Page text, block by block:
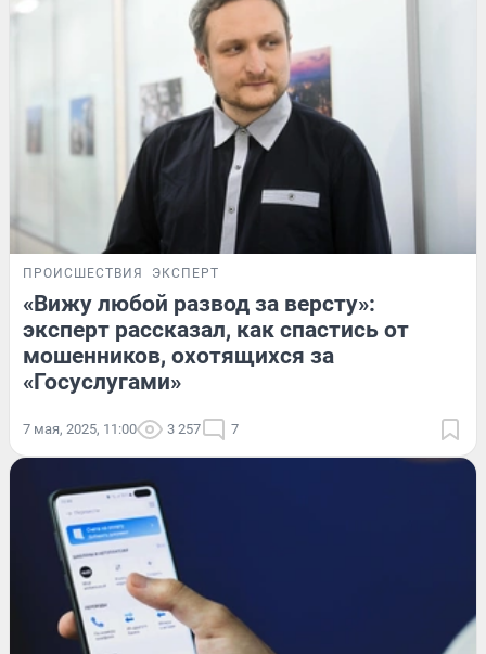
ПРОИСШЕСТВИЯ ЭКСПЕРТ
«Вижу любой развод за версту»:
эксперт рассказал, как спастись от
мошенников, охотящихся за
«Госуслугами»
7 мая, 2025, 11:00 3 257 7